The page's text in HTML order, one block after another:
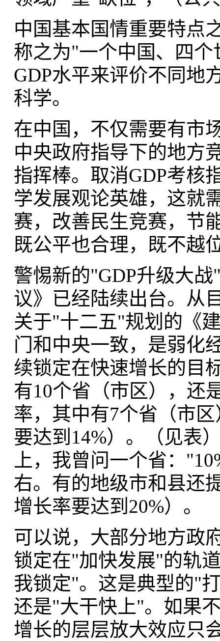
中国基本国情重要特点
称之为"一个中国、四
GDP水平来评价不同地
科学。
在中国，不仅需要有市
中央政府指导下的地方
指挥棒。取消GDP考核
学发展观论英雄，这就
赛，改善民生竞赛，节
既公平也合理，既不越
警惕新的"GDP升级大
议》已经陆续出台。从
关于"十二五"规划的《
门和中央一致，是弱化
续锁定在快速增长的目
有10个省（市区），还
率，其中有7个省（市
要达到14%）。（见表
上，我曾问一个省：
右。有的地级市和县还
增长率要达到20%）。
可以说，大部分地方政
锁定在"加快发展"的轨
我锁定"。这是典型的"
还是"大干快上"。如果
增长的层层放大效应只